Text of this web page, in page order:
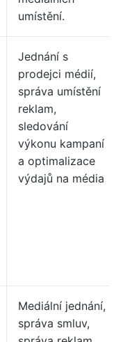
umístění.
Jednání s
prodejci médií,
správa umístění
reklam,
sledování
výkonu kampaní
a optimalizace
výdajů na média
Mediální jednání,
správa smluv,